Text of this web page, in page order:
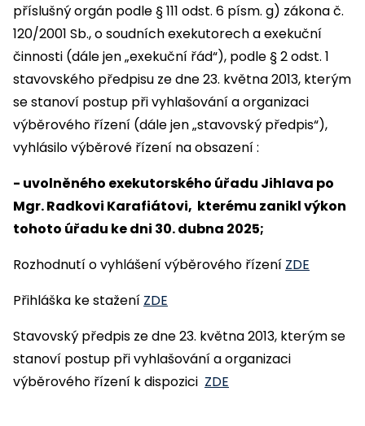
příslušný orgán podle § 111 odst. 6 písm. g) zákona č.
120/2001 Sb., o soudních exekutorech a exekuční
činnosti (dále jen „exekuční řád“), podle § 2 odst. 1
stavovského předpisu ze dne 23. května 2013, kterým
se stanoví postup při vyhlašování a organizaci
výběrového řízení (dále jen „stavovský předpis“),
vyhlásilo výběrové řízení na obsazení :
- uvolněného exekutorského úřadu Jihlava po
Mgr. Radkovi Karafiátovi, kterému zanikl výkon
tohoto úřadu ke dni 30. dubna 2025;
Rozhodnutí o vyhlášení výběrového řízení ZDE
Přihláška ke stažení ZDE
Stavovský předpis ze dne 23. května 2013, kterým se
stanoví postup při vyhlašování a organizaci
výběrového řízení k dispozici ZDE